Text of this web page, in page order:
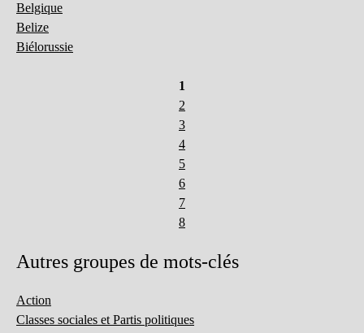
Belgique
Belize
Biélorussie
1
2
3
4
5
6
7
8
Autres groupes de mots-clés
Action
Classes sociales et Partis politiques